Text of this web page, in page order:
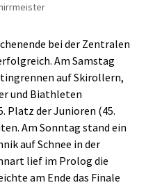
bei der Zentralen
Am Samstag
auf Skirollern,
und Biathleten
Platz der Junioren (45.
Am Sonntag stand ein
auf Schnee in der
lief im Prolog die
am Ende das Finale